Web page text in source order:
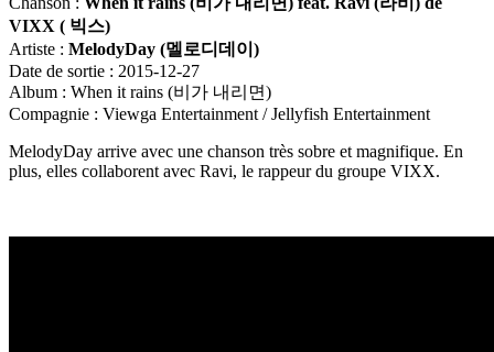
VIXX ( 빅스)
Artiste : MelodyDay (멜로디데이 )
Date de sortie : 2015-12-27
Album : When it rains (비가 내리면)
Compagnie : Viewga Entertainment / Jellyfish Entertainment
MelodyDay arrive avec une chanson très sobre et magnifique. En
plus, elles collaborent avec Ravi, le rappeur du groupe VIXX.